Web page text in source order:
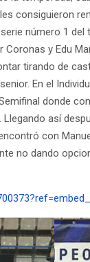
consiguieron
número 1 del
y Edu
tirando de
En el
donde
así
con
no dando